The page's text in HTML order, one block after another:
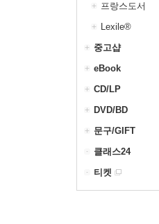
프랑스도서
Lexile®
중고샵
eBook
CD/LP
DVD/BD
문구/GIFT
클래스24
티켓